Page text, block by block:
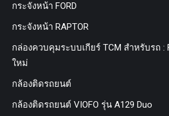
กระจังหน้า FORD
กระจังหน้า RAPTOR
กล่องควบคุมระบบเกียร์ TCM สำหรับรถ :
ใหม่
กล้องติดรถยนต์
กล้องติดรถยนต์ VIOFO รุ่น A129 Duo